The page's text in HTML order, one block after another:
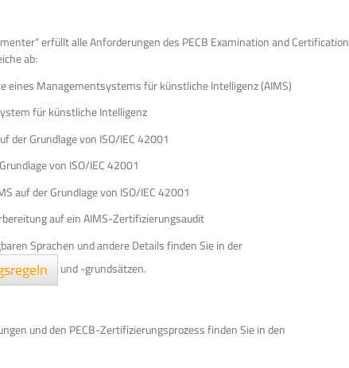
erfüllt alle Anforderungen des PECB Examination and Certification
ab:
eines Managementsystems für künstliche Intelligenz (AIMS)
für künstliche Intelligenz
der Grundlage von ISO/IEC 42001
von ISO/IEC 42001
auf der Grundlage von ISO/IEC 42001
auf ein AIMS-Zertifizierungsaudit
Sprachen und andere Details finden Sie in der
und -grundsätzen.
und den PECB-Zertifizierungsprozess finden Sie in den